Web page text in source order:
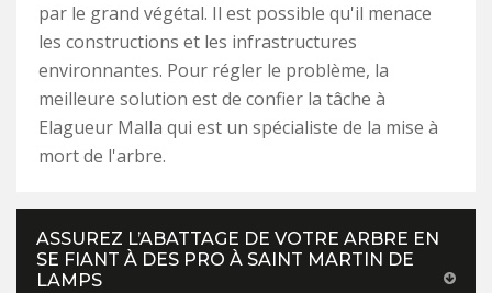
par le grand végétal. Il est possible qu'il menace
les constructions et les infrastructures
environnantes. Pour régler le problème, la
meilleure solution est de confier la tâche à
Elagueur Malla qui est un spécialiste de la mise à
mort de l'arbre.
ASSUREZ L’ABATTAGE DE VOTRE ARBRE EN
SE FIANT À DES PRO À SAINT MARTIN DE
LAMPS